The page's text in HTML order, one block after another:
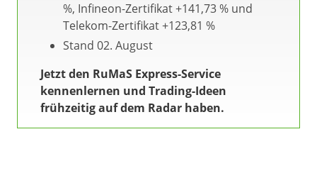
%, Infineon-Zertifikat +141,73 % und
Telekom-Zertifikat +123,81 %
Stand 02. August
Jetzt den RuMaS Express-Service
kennenlernen und Trading-Ideen
frühzeitig auf dem Radar haben.